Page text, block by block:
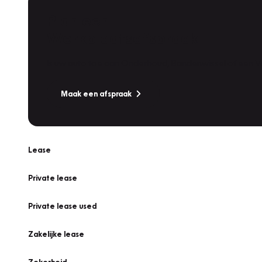
Maak een afspraak
Lease
Private lease
Private lease used
Zakelijke lease